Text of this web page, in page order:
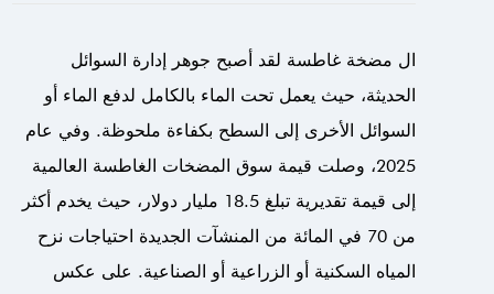
ال مضخة غاطسة لقد أصبح جوهر إدارة السوائل
الحديثة، حيث يعمل تحت الماء بالكامل لدفع الماء أو
السوائل الأخرى إلى السطح بكفاءة ملحوظة. وفي عام
2025، وصلت قيمة سوق المضخات الغاطسة العالمية
إلى قيمة تقديرية تبلغ 18.5 مليار دولار، حيث يخدم أكثر
من 70 في المائة من المنشآت الجديدة احتياجات نزح
المياه السكنية أو الزراعية أو الصناعية. على عكس